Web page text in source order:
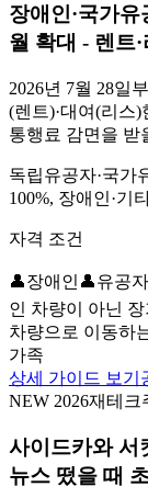
장애인·국가
월 확대 - 렌트
2026년 7월 28일
(렌트)·대여(리스
통행료 감면을 받
독립유공자·국가
100%, 장애인·기
자격 조건
👤장애인 👤유공자
인 차량이 아닌
차량으로 이동하
가족
상세 가이드 보기
NEW 2026재테크
사이드카와 서
뉴스 떴을 때